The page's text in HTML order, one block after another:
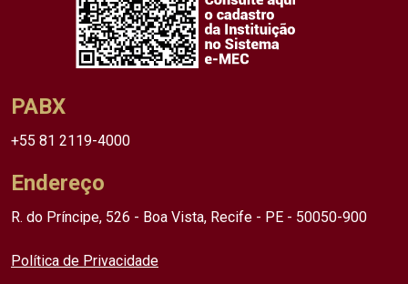
PABX
+55 81 2119-4000
Endereço
R. do Príncipe, 526 - Boa Vista, Recife - PE - 50050-900
Política de Privacidade